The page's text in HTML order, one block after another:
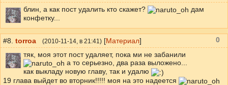
блин, а как пост удалить кто скажет?
дам
конфетку...
#8. torroa (2010-11-14 , в 21:41) [Материал]
тяк, моя этот пост удаляет, пока ми не забанили
а то серьезно, два раза выложено...
как выкладу новую главу, так и удалю
19 глава выйдет во вторник!!!!! моя на это надеется
0